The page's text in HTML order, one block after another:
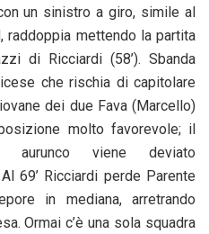
un sinistro a giro, simile al
mettendo la partita
di Ricciardi (58’). Sbanda
che rischia di capitolare
dei due Fava (Marcello)
molto favorevole; il
aurunco viene deviato
69’ Ricciardi perde Parente
in mediana, arretrando
Ormai c’è una sola squadra